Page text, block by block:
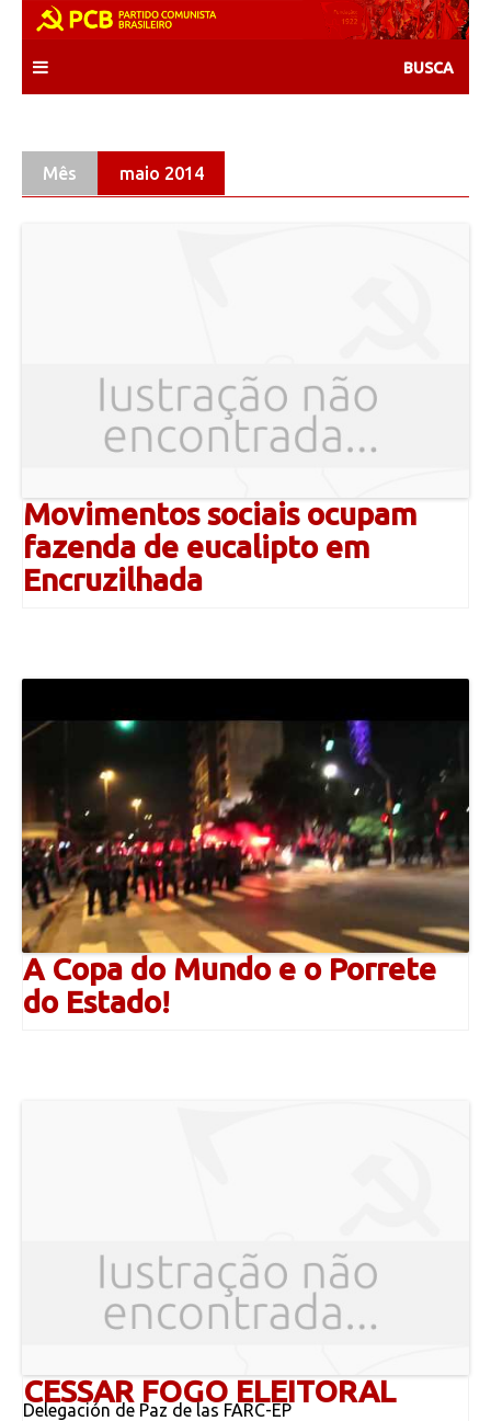
content
Mês maio 2014
Movimentos sociais ocupam
fazenda de eucalipto em
Encruzilhada
A Copa do Mundo e o Porrete
do Estado!
CESSAR FOGO ELEITORAL
Delegación de Paz de las FARC-EP